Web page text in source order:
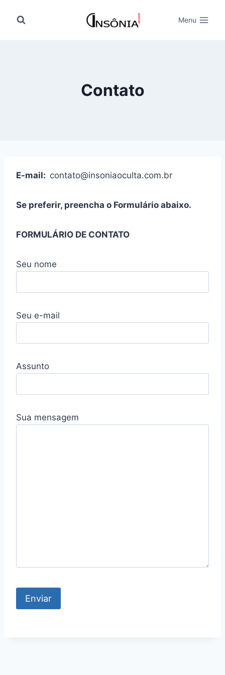
para
Menu
Contato
E-mail: contato@insoniaoculta.com.br
Se preferir, preencha o Formulário abaixo.
FORMULÁRIO DE CONTATO
Seu nome
Seu e-mail
Assunto
Sua mensagem